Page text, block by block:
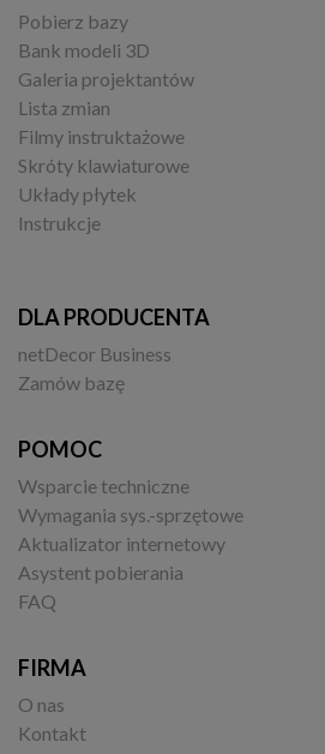
Pobierz bazy
Bank modeli 3D
Galeria projektantów
Lista zmian
Filmy instruktażowe
Skróty klawiaturowe
Układy płytek
Instrukcje
DLA PRODUCENTA
netDecor Business
Zamów bazę
POMOC
Wsparcie techniczne
Wymagania sys.-sprzętowe
Aktualizator internetowy
Asystent pobierania
FAQ
FIRMA
O nas
Kontakt